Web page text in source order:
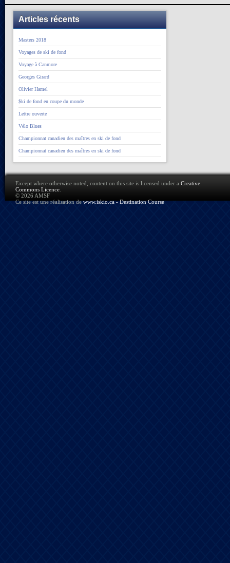
Articles récents
Masters 2018
Voyages de ski de fond
Voyage à Canmore
Georges Girard
Olivier Hamel
$ki de fond en coupe du monde
Lettre ouverte
Vélo Blues
Championnat canadien des maîtres en ski de fond
Championnat canadien des maîtres en ski de fond
Except where otherwise noted, content on this site is licensed under a Creative
Commons Licence
© 2026 AMSF
Ce site est une réalisation dewww.iskio.ca - Destination Course